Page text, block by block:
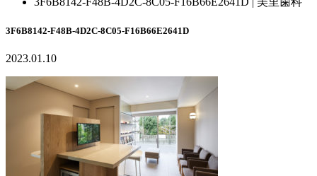
3F6B8142-F48B-4D2C-8C05-F16B66E2641D
2023.01.10